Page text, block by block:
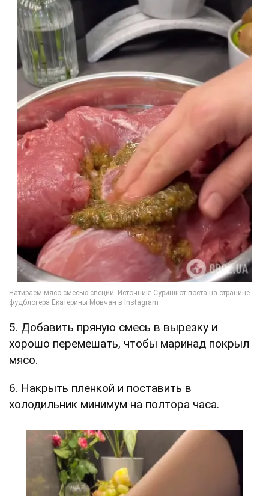
5. Добавить пряную смесь в вырезку и
хорошо перемешать, чтобы маринад покрыл
мясо.
6. Накрыть пленкой и поставить в
холодильник минимум на полтора часа.